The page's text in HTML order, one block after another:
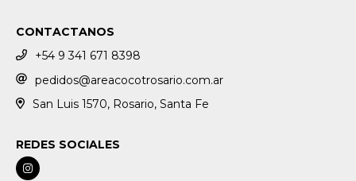
CONTACTANOS
+54 9 341 671 8398
pedidos@areacocotrosario.com.ar
San Luis 1570, Rosario, Santa Fe
REDES SOCIALES